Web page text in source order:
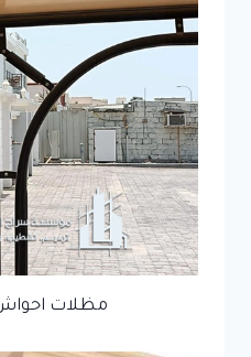
مظلات احواش